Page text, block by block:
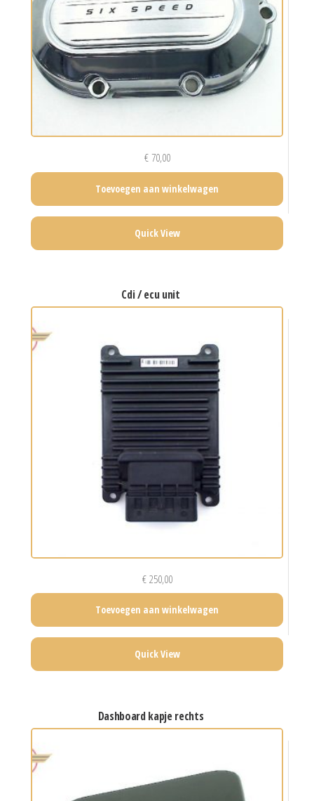
€70,00
Toevoegen aan winkelwagen
Quick View
cdi / ecu unit
€250,00
Toevoegen aan winkelwagen
Quick View
dashboard kapje rechts